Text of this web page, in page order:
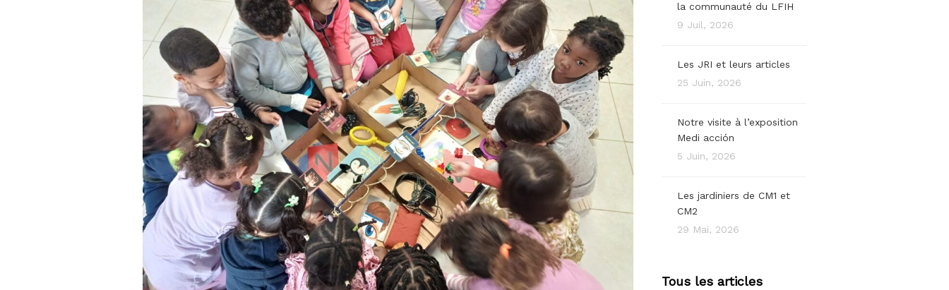
la communauté du LFIH
9 Juil, 2026
Les JRI et leurs articles
25 Juin, 2026
Notre visite à l’exposition
Medi acción
5 Juin, 2026
Les jardiniers de CM1 et
CM2
29 Mai, 2026
Tous les articles